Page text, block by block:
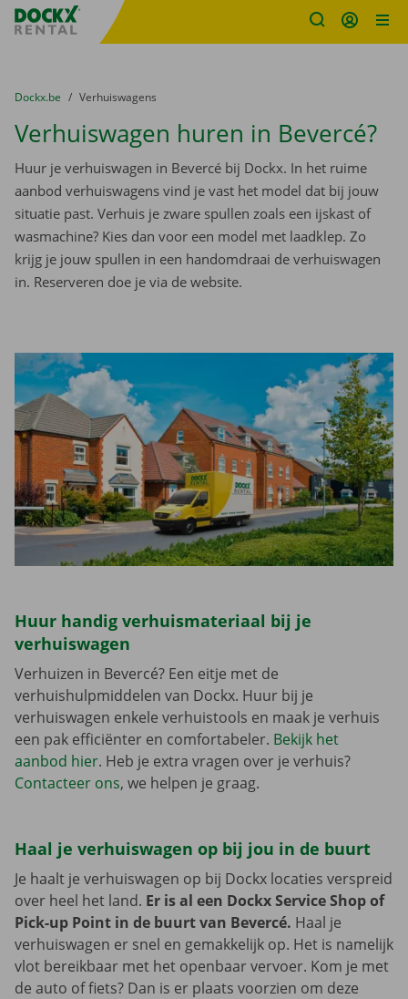
Fratello DEMO
U bevindt zich hier:
van
Dockx.be naar
Verhuiswagens
Verhuiswagen huren in Bevercé?
Huur je verhuiswagen in Bevercé bij Dockx. In het ruime
aanbod verhuiswagens vind je vast het model dat bij jouw
situatie past. Verhuis je zware spullen zoals een ijskast of
wasmachine? Kies dan voor een model met laadklep. Zo
krijg je jouw spullen in een handomdraai de verhuiswagen
in. Reserveren doe je via de website.
Huur handig verhuismateriaal bij je
verhuiswagen
Verhuizen in Bevercé? Een eitje met de
verhuishulpmiddelen van Dockx. Huur bij je
verhuiswagen enkele verhuistools en maak je verhuis
een pak efficiënter en comfortabeler. Bekijk het
aanbod hier. Heb je extra vragen over je verhuis?
Contacteer ons, we helpen je graag.
Haal je verhuiswagen op bij jou in de buurt
Je haalt je verhuiswagen op bij Dockx locaties verspreid
over heel het land. Er is al een Dockx Service Shop of
Pick-up Point in de buurt van Bevercé. Haal je
verhuiswagen er snel en gemakkelijk op. Het is namelijk
vlot bereikbaar met het openbaar vervoer. Kom je met
de auto of fiets? Dan is er plaats voorzien om deze